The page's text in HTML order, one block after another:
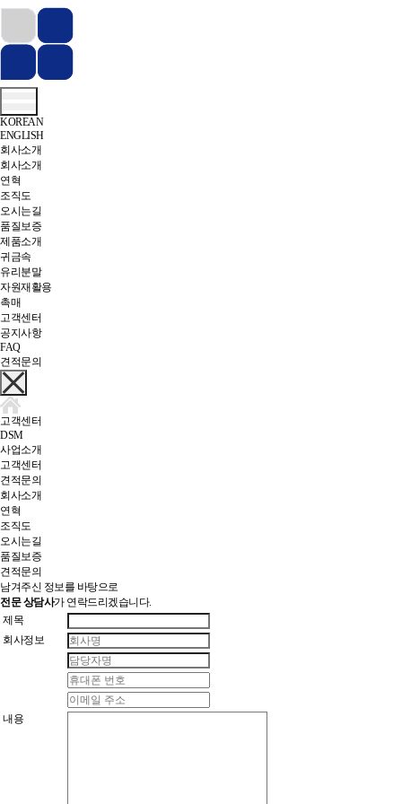
KOREAN
ENGLISH
회사소개
회사소개
연혁
조직도
오시는길
품질보증
제품소개
귀금속
유리분말
자원재활용
촉매
고객센터
공지사항
FAQ
견적문의
고객센터
DSM
사업소개
고객센터
견적문의
회사소개
연혁
조직도
오시는길
품질보증
견적문의
남겨주신 정보를 바탕으로
전문 상담사가 연락드리겠습니다.
제목
회사정보
내용